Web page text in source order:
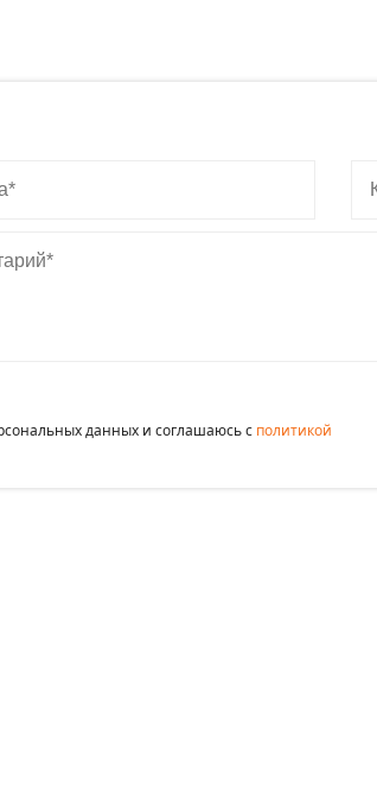
данных и соглашаюсь c политикой